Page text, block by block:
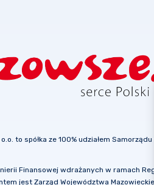
to spółka ze 100% udziałem
Finansowej wdrażanych w ramach
jest Zarząd Województwa